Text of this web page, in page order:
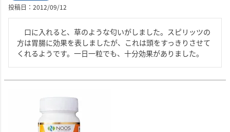
投稿日 2012/09/12
口に入れると、草のような匂いがしました。スピリッツの
方は胃腸に効果を表しましたが、これは頭をすっきりさせて
くれるようです。一日一粒でも、十分効果がありました。